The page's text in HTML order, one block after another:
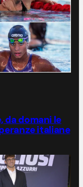
da domani le
italiane